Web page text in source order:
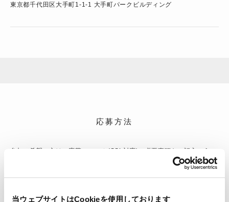
当ウェブサイトはCookieを使用しております
東京都千代田区大手町1-1-1 大手町パークビルディング
応募方法
参加ご希望の方は、応募フォーム(SSL対応)
に必要事項をご記入のう
お申し込みを確認次第、順次受付の完了および当日の詳細をご連絡いた